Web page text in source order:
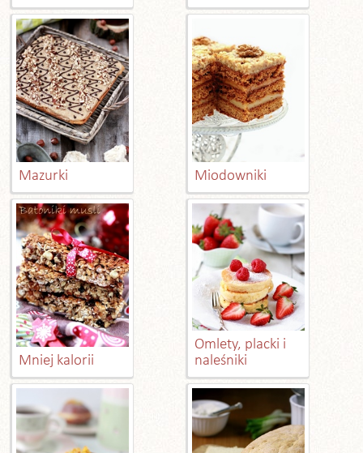
Mazurki Miodowniki
Mniej kalorii
Omlety, placki i
naleśniki